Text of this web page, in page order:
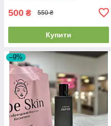
500 ₴ 550 ₴
Купити
–9%